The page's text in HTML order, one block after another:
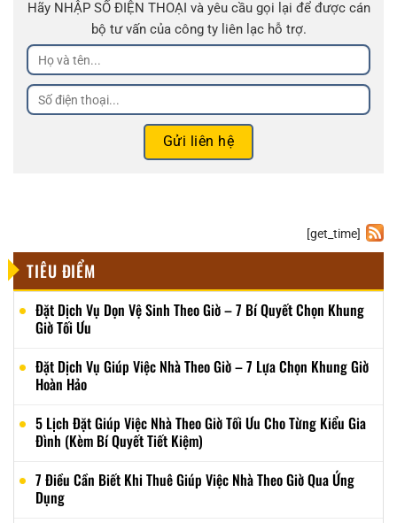
Hãy NHẬP SỐ ĐIỆN THOẠI và yêu cầu gọi lại để được cán
bộ tư vấn của công ty liên lạc hỗ trợ.
[get_time]
TIÊU ĐIỂM
Đặt Dịch Vụ Dọn Vệ Sinh Theo Giờ – 7 Bí Quyết Chọn Khung
Giờ Tối Ưu
Đặt Dịch Vụ Giúp Việc Nhà Theo Giờ – 7 Lựa Chọn Khung Giờ
Hoàn Hảo
5 Lịch Đặt Giúp Việc Nhà Theo Giờ Tối Ưu Cho Từng Kiểu Gia
Đình (Kèm Bí Quyết Tiết Kiệm)
7 Điều Cần Biết Khi Thuê Giúp Việc Nhà Theo Giờ Qua Ứng
Dụng